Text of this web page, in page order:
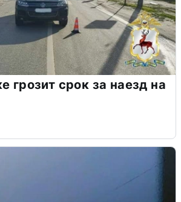
грозит срок за наезд на